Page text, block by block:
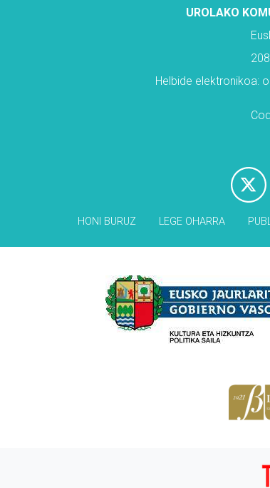
UROLAKO
Helbide elektronikoa:
HONI BURUZ LEGE OHARRA